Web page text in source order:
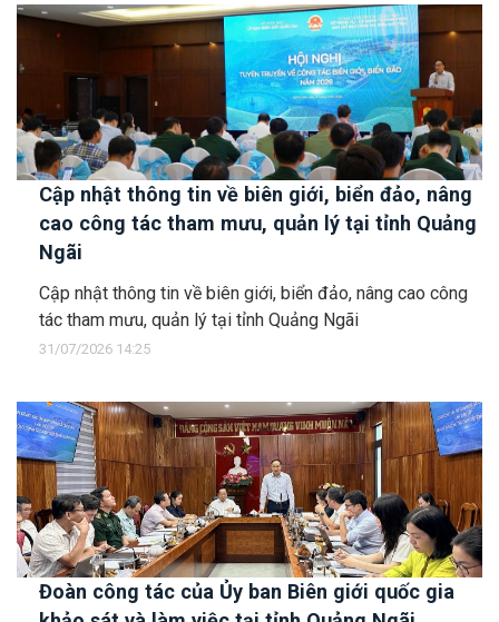
Cập nhật thông tin về biên giới, biển đảo, nâng
cao công tác tham mưu, quản lý tại tỉnh Quảng
Ngãi
Cập nhật thông tin về biên giới, biển đảo, nâng cao công
tác tham mưu, quản lý tại tỉnh Quảng Ngãi
31/07/2026 14:25
Đoàn công tác của Ủy ban Biên giới quốc gia